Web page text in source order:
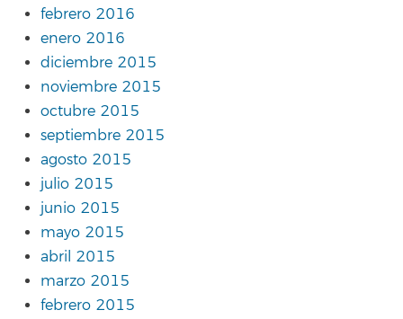
febrero 2016
enero 2016
diciembre 2015
noviembre 2015
octubre 2015
septiembre 2015
agosto 2015
julio 2015
junio 2015
mayo 2015
abril 2015
marzo 2015
febrero 2015